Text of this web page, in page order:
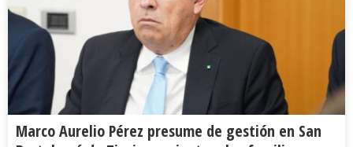
Marco Aurelio Pérez presume de gestión en San